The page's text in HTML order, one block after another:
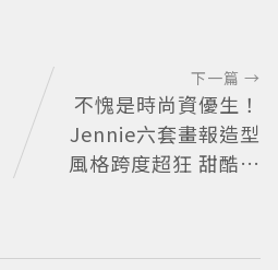
下一篇 →
不愧是時尚資優生！
Jennie六套畫報造型
風格跨度超狂 甜酷少